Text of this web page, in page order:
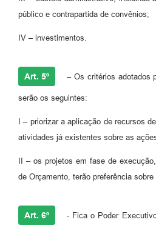
público e contrapartida de convênios;
IV – investimentos.
Art. 5º – Os critérios adotados
serão os seguintes:
I – priorizar a aplicação de recursos
atividades já existentes sobre as
II – os projetos em fase de
de Orçamento, terão preferência sobre
Art. 6º - Fica o Poder